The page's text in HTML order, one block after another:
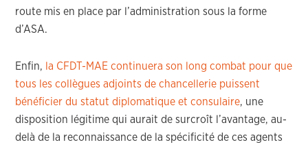
route mis en place par l’administration sous la forme
d’ASA.
Enfin, la CFDT-MAE continuera son long combat pour que
tous les collègues adjoints de chancellerie puissent
bénéficier du statut diplomatique et consulaire, une
disposition légitime qui aurait de surcroît l’avantage, au-
delà de la reconnaissance de la spécificité de ces agents